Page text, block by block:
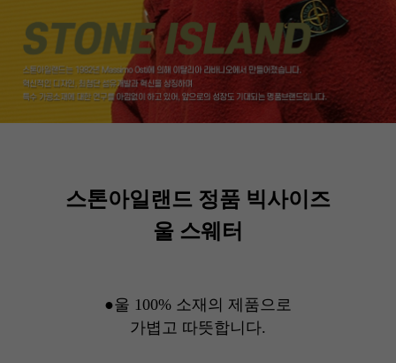
스톤아일랜드 정품 빅사이즈
울 스웨터
●울 100% 소재의 제품으로
가볍고 따뜻합니다.